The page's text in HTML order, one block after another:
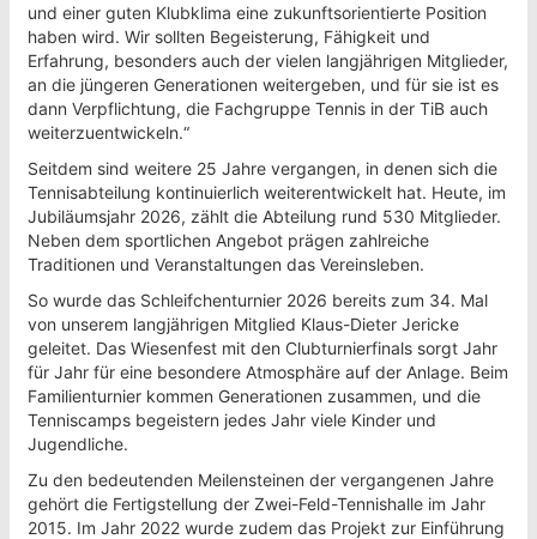
und einer guten Klubklima eine zukunftsorientierte Position
haben wird. Wir sollten Begeisterung, Fähigkeit und
Erfahrung, besonders auch der vielen langjährigen Mitglieder,
an die jüngeren Generationen weitergeben, und für sie ist es
dann Verpflichtung, die Fachgruppe Tennis in der TiB auch
weiterzuentwickeln.“
Seitdem sind weitere 25 Jahre vergangen, in denen sich die
Tennisabteilung kontinuierlich weiterentwickelt hat. Heute, im
Jubiläumsjahr 2026, zählt die Abteilung rund 530 Mitglieder.
Neben dem sportlichen Angebot prägen zahlreiche
Traditionen und Veranstaltungen das Vereinsleben.
So wurde das Schleifchenturnier 2026 bereits zum 34. Mal
von unserem langjährigen Mitglied Klaus-Dieter Jericke
geleitet. Das Wiesenfest mit den Clubturnierfinals sorgt Jahr
für Jahr für eine besondere Atmosphäre auf der Anlage. Beim
Familienturnier kommen Generationen zusammen, und die
Tenniscamps begeistern jedes Jahr viele Kinder und
Jugendliche.
Zu den bedeutenden Meilensteinen der vergangenen Jahre
gehört die Fertigstellung der Zwei-Feld-Tennishalle im Jahr
2015. Im Jahr 2022 wurde zudem das Projekt zur Einführung